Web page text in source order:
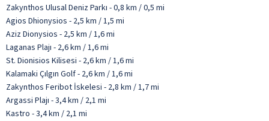
Zakynthos Ulusal Deniz Parkı - 0,8 km / 0,5 mi
Agios Dhionysios - 2,5 km / 1,5 mi
Aziz Dionysios - 2,5 km / 1,6 mi
Laganas Plajı - 2,6 km / 1,6 mi
St. Dionisios Kilisesi - 2,6 km / 1,6 mi
Kalamaki Çılgın Golf - 2,6 km / 1,6 mi
Zakynthos Feribot İskelesi - 2,8 km / 1,7 mi
Argassi Plajı - 3,4 km / 2,1 mi
Kastro - 3,4 km / 2,1 mi